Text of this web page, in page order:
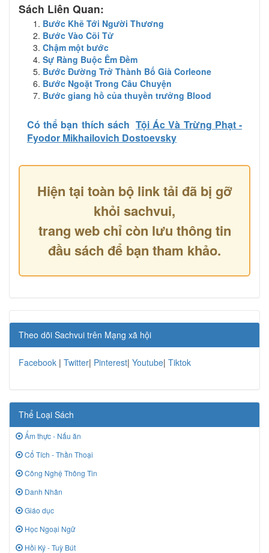
Sách Liên Quan:
Bước Khẽ Tới Người Thương
Bước Vào Cõi Tử
Chậm một bước
Sự Ràng Buộc Êm Đềm
Bước Đường Trở Thành Bố Già Corleone
Bước Ngoặt Trong Câu Chuyện
Bước giang hồ của thuyền trưởng Blood
Có thể bạn thích sách Tội Ác Và Trừng Phạt -
Fyodor Mikhailovich Dostoevsky
Hiện tại toàn bộ link tải đã bị gỡ
khỏi sachvui,
trang web chỉ còn lưu thông tin
đầu sách để bạn tham khảo.
Theo dõi Sachvui trên Mạng xã hội
Facebook | Twitter| Pinterest| Youtube| Tiktok
Thể Loại Sách
Ẩm thực - Nấu ăn
Cổ Tích - Thần Thoại
Công Nghệ Thông Tin
Danh Nhân
Giáo dục
Học Ngoại Ngữ
Hồi Ký - Tuỳ Bút